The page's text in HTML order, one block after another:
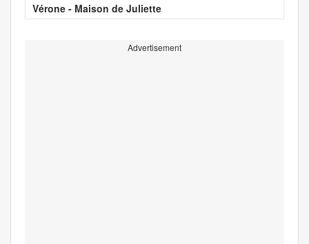
Vérone - Maison de Juliette
Advertisement